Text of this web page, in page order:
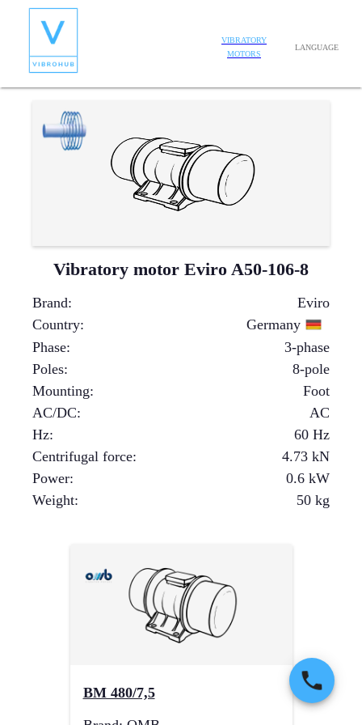
VIBRATORY
MOTORS
LANGUAGE
Vibratory motor Eviro A50-106-8
Brand:
Eviro
Country:
Germany
Phase:
3-phase
Poles:
8-pole
Mounting:
Foot
AC/DC:
AC
Hz:
60 Hz
Centrifugal force: 4.73 kN
Power: 0.6 kW
Weight: 50 kg
BM 480/7,5